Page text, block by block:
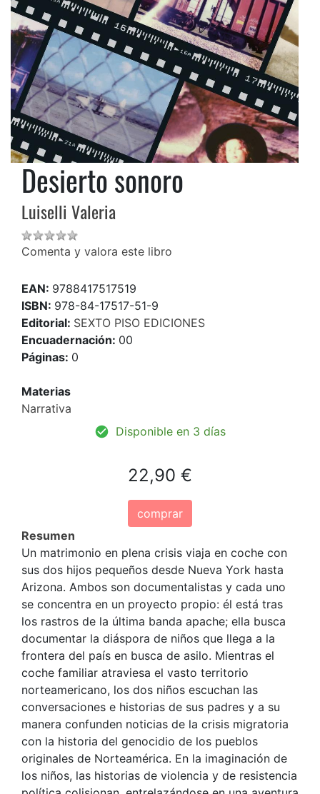
Desierto sonoro
Luiselli Valeria
Comenta y valora este libro
EAN: 9788417517519
ISBN: 978-84-17517-51-9
Editorial: SEXTO PISO EDICIONES
Encuadernación: 00
Páginas: 0
Materias
Narrativa
Disponible en 3 días
22,90 €
comprar
Resumen
Un matrimonio en plena crisis viaja en coche con
sus dos hijos pequeños desde Nueva York hasta
Arizona. Ambos son documentalistas y cada uno
se concentra en un proyecto propio: él está tras
los rastros de la última banda apache; ella busca
documentar la diáspora de niños que llega a la
frontera del país en busca de asilo. Mientras el
coche familiar atraviesa el vasto territorio
norteamericano, los dos niños escuchan las
conversaciones e historias de sus padres y a su
manera confunden noticias de la crisis migratoria
con la historia del genocidio de los pueblos
originales de Norteamérica. En la imaginación de
los niños, las historias de violencia y de resistencia